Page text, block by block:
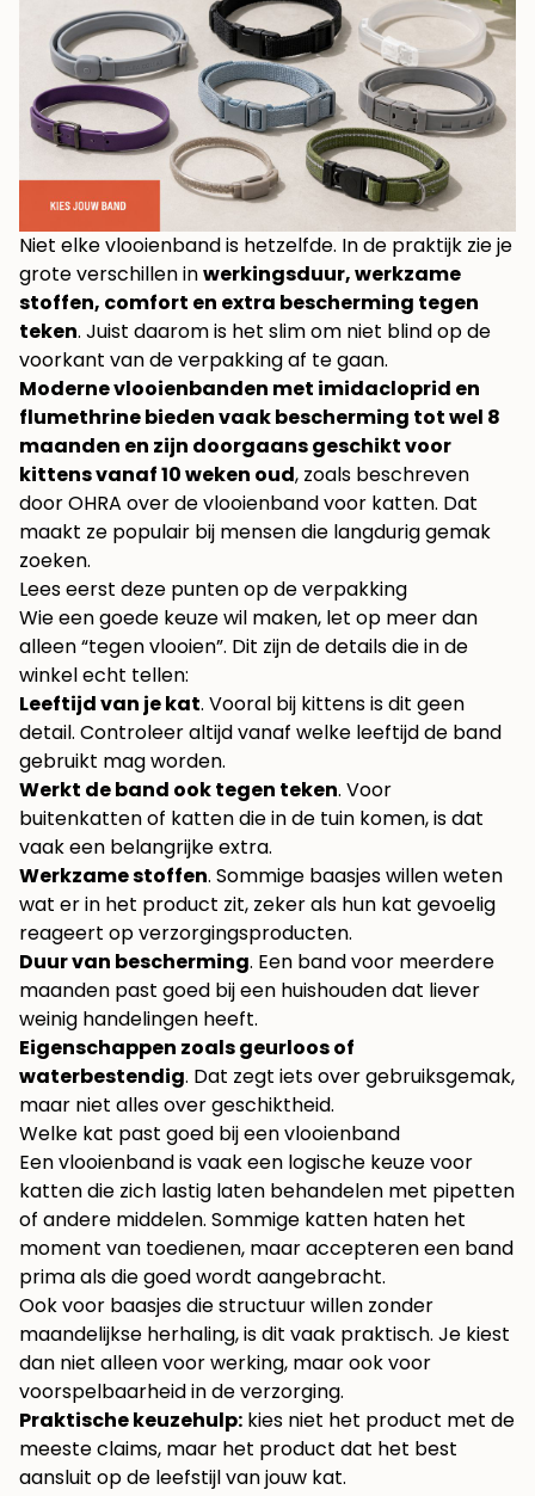
Niet elke vlooienband is hetzelfde. In de praktijk zie je
grote verschillen inwerkingsduur, werkzame
stoffen, comfort en extra bescherming tegen
teken. Juist daarom is het slim om niet blind op de
voorkant van de verpakking af te gaan.
Moderne vlooienbanden met imidacloprid en
flumethrine bieden vaak bescherming tot wel 8
maanden en zijn doorgaans geschikt voor
kittens vanaf 10 weken oud, zoals beschreven
doorOHRA over de vlooienband voor katten. Dat
maakt ze populair bij mensen die langdurig gemak
zoeken.
Lees eerst deze punten op de verpakking
Wie een goede keuze wil maken, let op meer dan
alleen “tegen vlooien”. Dit zijn de details die in de
winkel echt tellen:
Leeftijd van je kat. Vooral bij kittens is dit geen
detail. Controleer altijd vanaf welke leeftijd de band
gebruikt mag worden.
Werkt de band ook tegen teken. Voor
buitenkatten of katten die in de tuin komen, is dat
vaak een belangrijke extra.
Werkzame stoffen. Sommige baasjes willen weten
wat er in het product zit, zeker als hun kat gevoelig
reageert op verzorgingsproducten.
Duur van bescherming. Een band voor meerdere
maanden past goed bij een huishouden dat liever
weinig handelingen heeft.
Eigenschappen zoals geurloos of
waterbestendig. Dat zegt iets over gebruiksgemak,
maar niet alles over geschiktheid.
Welke kat past goed bij een vlooienband
Een vlooienband is vaak een logische keuze voor
katten die zich lastig laten behandelen met pipetten
of andere middelen. Sommige katten haten het
moment van toedienen, maar accepteren een band
prima als die goed wordt aangebracht.
Ook voor baasjes die structuur willen zonder
maandelijkse herhaling, is dit vaak praktisch. Je kiest
dan niet alleen voor werking, maar ook voor
voorspelbaarheid in de verzorging.
Praktische keuzehulp: kies niet het product met de
meeste claims, maar het product dat het best
aansluit op de leefstijl van jouw kat.